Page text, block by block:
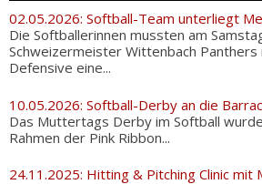
02.05.2026: Softball-Team unterliegt
Die Softballerinnen mussten am
Schweizermeister Wittenbach Panthers
Defensive eine...
10.05.2026: Softball-Derby an die
Das Muttertags Derby im Softball
Rahmen der Pink Ribbon...
24.11.2025: Hitting & Pitching Clinic mit